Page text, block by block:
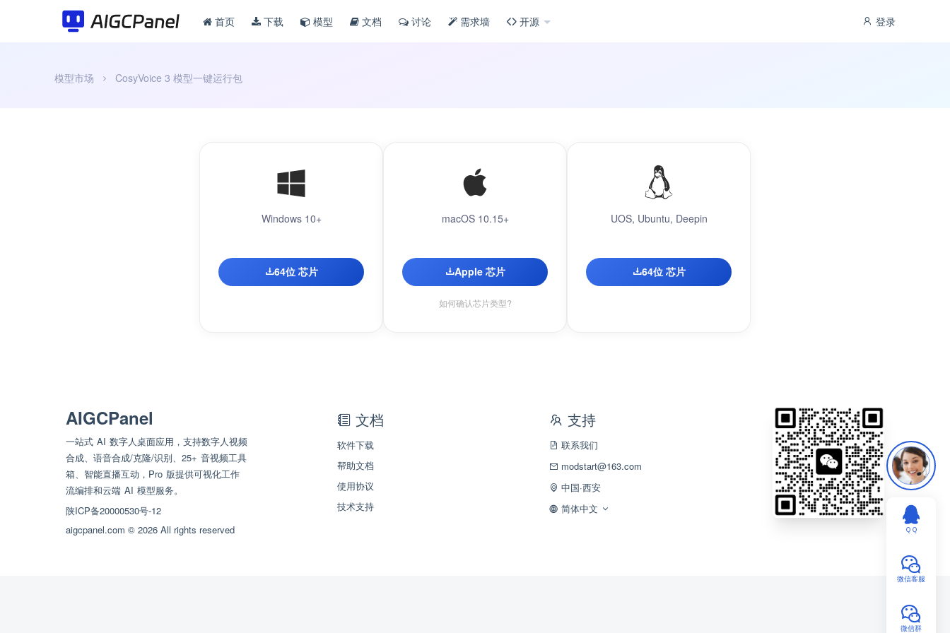
登录
首页 下载 模型 文档 讨论 需求墙 开源
模型市场 CosyVoice 3 模型一键运行包
Windows 10+
64位 芯片
macOS 10.15+
Apple 芯片
如何确认芯片类型?
UOS, Ubuntu, Deepin
64位 芯片
AIGCPanel
一站式 AI 数字人桌面应用，支持数字人视频
合成、语音合成/克隆/识别、25+ 音视频工具
箱、智能直播互动，Pro 版提供可视化工作
流编排和云端 AI 模型服务。
陕ICP备20000530号-12
aigcpanel.com © 2026 All rights reserved
文档
软件下载
帮助文档
使用协议
技术支持
支持
联系我们
modstart@163.com
中国·西安
简体中文
ＱＱ
微信客服
微信群